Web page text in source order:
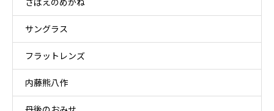
サングラス
フラットレンズ
内藤熊八作